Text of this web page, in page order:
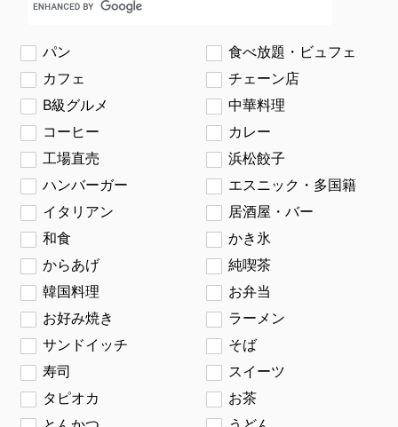
パン
食べ放題・ビュフェ
カフェ
チェーン店
B級グルメ
中華料理
コーヒー
カレー
工場直売
浜松餃子
ハンバーガー
エスニック・多国籍
イタリアン
居酒屋・バー
和食
かき氷
からあげ
純喫茶
韓国料理
お弁当
お好み焼き
ラーメン
サンドイッチ
そば
寿司
スイーツ
タピオカ
お茶